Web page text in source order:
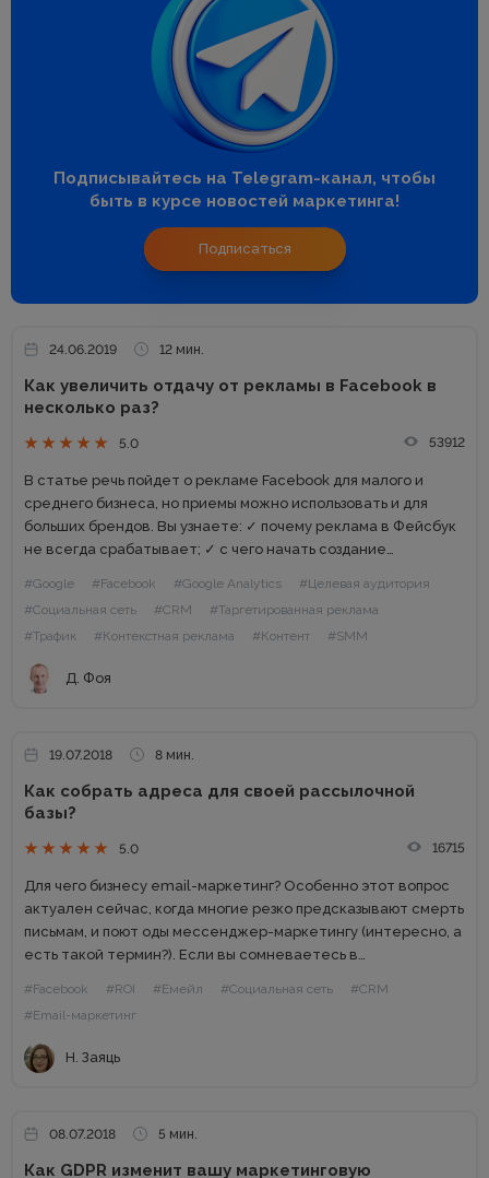
Подписывайтесь на Telegram-канал, чтобы
быть в курсе новостей маркетинга!
Подписаться
24.06.2019 12 мин.
Как увеличить отдачу от рекламы в Facebook в
несколько раз?
5.0 53912
В статье речь пойдет о рекламе Facebook для малого и
среднего бизнеса, но приемы можно использовать и для
больших брендов. Вы узнаете: ✓ почему реклама в Фейсбук
не всегда срабатывает; ✓ с чего начать создание
#Google #Facebook #Google Analytics
#Целевая аудитория
#Социальная сеть
#CRM
#Таргетированная реклама
#Трафик
#Контекстная реклама #Контент #SMM
Д. Фоя
19.07.2018 8 мин.
Как собрать адреса для своей рассылочной
базы?
5.0 16715
Для чего бизнесу email-маркетинг? Особенно этот вопрос
актуален сейчас, когда многие резко предсказывают смерть
письмам, и поют оды мессенджер-маркетингу (интересно, а
есть такой термин?). Если вы сомневаетесь в
английский и сходите по ссылке, почитайте исследования,...
#Facebook #ROI #Емейл #Социальная сеть
#CRM
#Email-маркетинг
Н. Заяць
08.07.2018 5 мин.
Как GDPR изменит вашу маркетинговую